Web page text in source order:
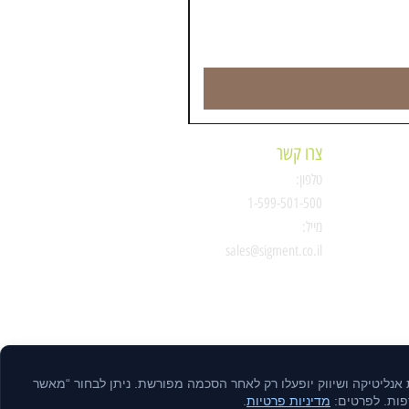
צרו קשר
טלפון:
1-599-501-500
מייל:
sales@sigment.co.il
אנליטיקה ושיווק יופעלו רק לאחר הסכמה מפורשת. ניתן לבחור “מאשר
לפרטים: מדיניות פרטיות.